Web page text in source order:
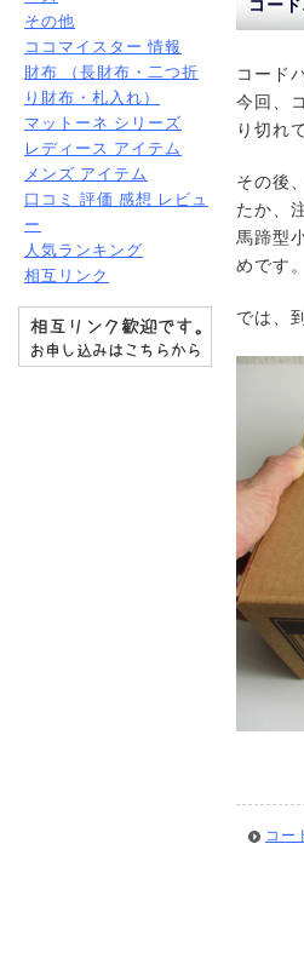
コー
コード
今回、
り切れ
その後
たか、
馬蹄型
めです。
では、
コー
その他
ココマイスター 情報
財布 （長財布・二つ折
り財布・札入れ）
マットーネ シリーズ
レディース アイテム
メンズ アイテム
口コミ 評価 感想 レビュ
ー
人気ランキング
相互リンク